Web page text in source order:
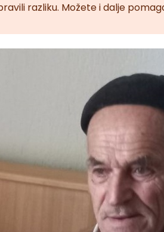
razliku. Možete i dalje